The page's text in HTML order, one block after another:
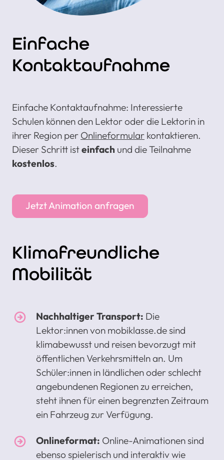
Einfache
Kontaktaufnahme
Einfache Kontaktaufnahme: Interessierte
Schulen können den Lektor oder die Lektorin in
ihrer Region per Onlineformular kontaktieren.
Dieser Schritt isteinfach und die Teilnahme
kostenlos.
Jetzt Animation anfragen
Klimafreundliche
Mobilität
Nachhaltiger Transport: Die
Lektor:innen von mobiklasse.de sind
klimabewusst und reisen bevorzugt mit
öffentlichen Verkehrsmitteln an. Um
Schüler:innen in ländlichen oder schlecht
angebundenen Regionen zu erreichen,
steht ihnen für einen begrenzten Zeitraum
ein Fahrzeug zur Verfügung.
Onlineformat: Online-Animationen sind
ebenso spielerisch und interaktiv wie